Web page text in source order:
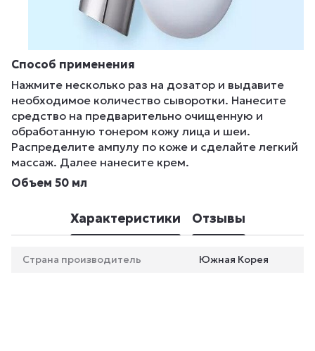
Способ применения
Нажмите несколько раз на дозатор и выдавите
необходимое количество сыворотки. Нанесите
средство на предварительно очищенную и
обработанную тонером кожу лица и шеи.
Распределите ампулу по коже и сделайте легкий
массаж. Далее нанесите крем.
Объем 50 мл
Характеристики Отзывы
Страна производитель Южная Корея